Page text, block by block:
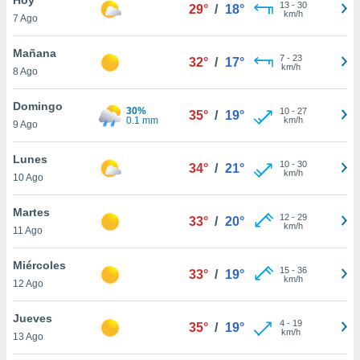
en
más
nuestra
de
cookies
aceptar
7 Ago
29° / 18° 13- 30
km/h
Mañana
8 Ago
32° / 17° 7- 23
km/h
Domingo
9 Ago
30%
0.1 mm
35° / 19° 10- 27
km/h
Lunes
10 Ago
34° / 21° 10- 30
km/h
Martes
11 Ago
33° / 20° 12- 29
km/h
Miércoles
12 Ago
33° / 19° 15- 36
km/h
Jueves
13 Ago
35° / 19° 4- 19
km/h